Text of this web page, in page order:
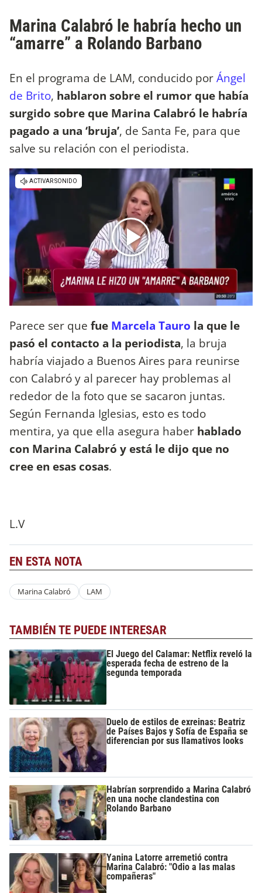
Marina Calabró le habría hecho un
“amarre” a Rolando Barbano
En el programa de LAM, conducido porÁngel
de Brito, hablaron sobre el rumor que había
surgido sobre que Marina Calabró le habría
pagado a una ‘bruja’, de Santa Fe, para que
salve su relación con el periodista.
Parece ser que fue Marcela Tauro la que le
pasó el contacto a la periodista, la bruja
habría viajado a Buenos Aires para reunirse
con Calabró y al parecer hay problemas al
rededor de la foto que se sacaron juntas.
Según Fernanda Iglesias, esto es todo
mentira, ya que ella asegura haber hablado
con Marina Calabró y está le dijo que no
cree en esas cosas.
L.V
EN ESTA NOTA
Marina Calabró LAM
TAMBIÉN TE PUEDE INTERESAR
El Juego del Calamar: Netflix reveló la
esperada fecha de estreno de la
segunda temporada
Duelo de estilos de exreinas: Beatriz
de Países Bajos y Sofía de España se
diferencian por sus llamativos looks
Habrían sorprendido a Marina Calabró
en una noche clandestina con
Rolando Barbano
Yanina Latorre arremetió contra
Marina Calabró: "Odio a las malas
compañeras"